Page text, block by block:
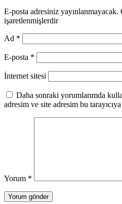
E-posta adresiniz yayınlanmayacak.
işaretlenmişlerdir
Ad *
E-posta *
İnternet sitesi
Daha sonraki yorumlarımda
adresim ve site adresim bu
Yorum *